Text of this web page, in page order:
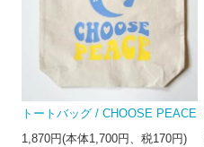
トートバッグ / CHOOSE PEACE
1,870円(本体1,700円、税170円)